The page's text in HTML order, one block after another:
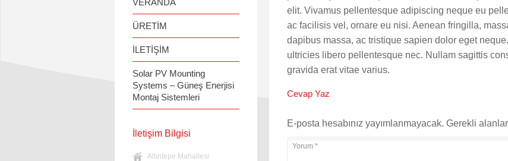
VERANDA
ÜRETİM
İLETİŞİM
Solar PV Mounting
Systems – Güneş Enerjisi
Montaj Sistemleri
İletişim Bilgisi
Altıntepe Mahallesi
elit. Vivamus pellentesque adipiscing neque eu
ac facilisis vel, ornare eu nisi. Aenean fringilla,
dapibus massa, ac tristique sapien dolor eget
ultricies libero pellentesque nec. Nullam sagittis
gravida erat vitae varius.
Cevap Yaz
E-posta hesabınız yayımlanmayacak. Gerekli alanlar